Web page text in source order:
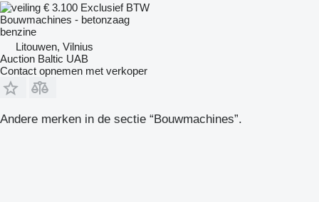
€ 3.100 Exclusief BTW
Bouwmachines - betonzaag
benzine
Litouwen, Vilnius
Auction Baltic UAB
Contact opnemen met verkoper
Andere merken in de sectie “Bouwmachines”.